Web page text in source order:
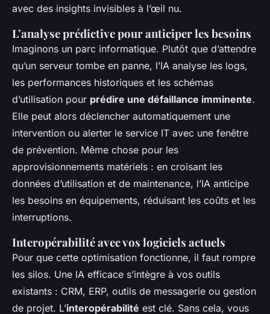
avec des insights invisibles à l’œil nu.
L’analyse prédictive pour anticiper les besoins
Imaginons un parc informatique. Plutôt que d’attendre
qu’un serveur tombe en panne, l’IA analyse les logs,
les performances historiques et les schémas
d’utilisation pour prédire une défaillance imminente.
Elle peut alors déclencher automatiquement une
intervention ou alerter le service IT avec une fenêtre
de prévention. Même chose pour les
approvisionnements matériels : en croisant les
données d’utilisation et de maintenance, l’IA anticipe
les besoins en équipements, réduisant les coûts et les
interruptions.
Interopérabilité avec vos logiciels actuels
Pour que cette optimisation fonctionne, il faut rompre
les silos. Une IA efficace s’intègre à vos outils
existants : CRM, ERP, outils de messagerie ou gestion
de projet. L’interopérabilité est clé. Sans cela, vous